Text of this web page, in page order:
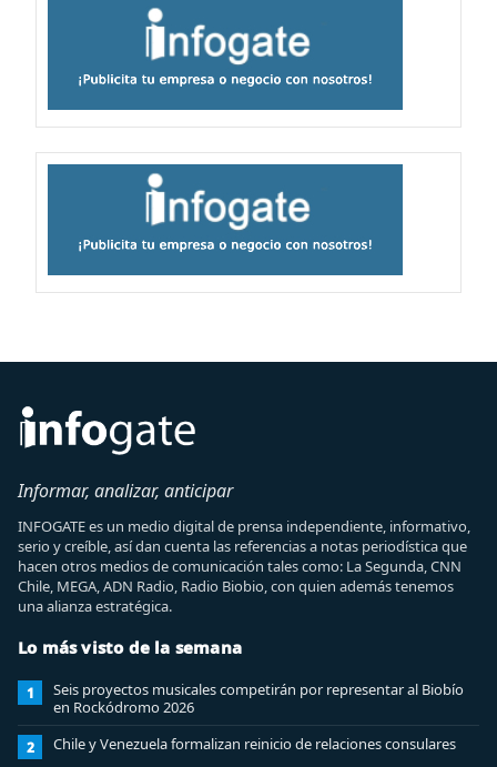
Informar, analizar, anticipar
INFOGATE es un medio digital de prensa independiente, informativo,
serio y creíble, así dan cuenta las referencias a notas periodística que
hacen otros medios de comunicación tales como: La Segunda, CNN
Chile, MEGA, ADN Radio, Radio Biobio, con quien además tenemos
una alianza estratégica.
Lo más visto de la semana
1
Seis proyectos musicales competirán por representar al Biobío
en Rockódromo 2026
2 Chile y Venezuela formalizan reinicio de relaciones consulares